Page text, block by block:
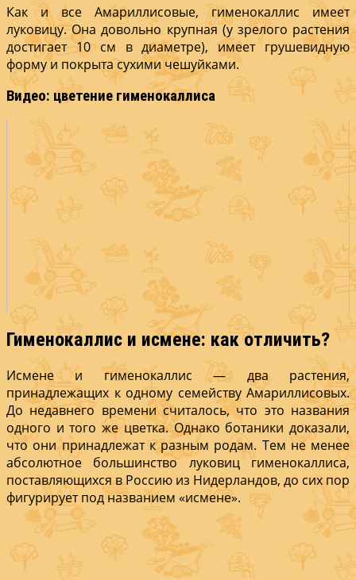
Как и все Амариллисовые, гименокаллис имеет
луковицу. Она довольно крупная (у зрелого растения
достигает 10 см в диаметре), имеет грушевидную
форму и покрыта сухими чешуйками.
Видео: цветение гименокаллиса
Гименокаллис и исмене: как отличить?
Исмене и гименокаллис — два растения,
принадлежащих к одному семейству Амариллисовых.
До недавнего времени считалось, что это названия
одного и того же цветка. Однако ботаники доказали,
что они принадлежат к разным родам. Тем не менее
абсолютное большинство луковиц гименокаллиса,
поставляющихся в Россию из Нидерландов, до сих пор
фигурирует под названием «исмене».